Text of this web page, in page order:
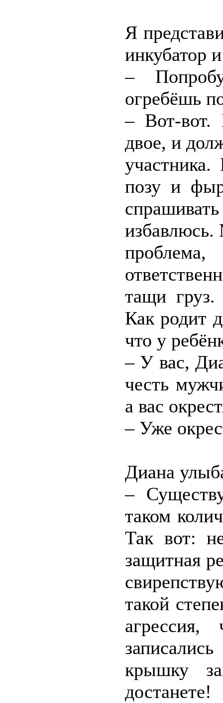
Я
инкубатор
–
огребёшь
– Вот-вот.
двое, и
позу и
избавлюсь.
тащи
Как родит
что у
– У вас,
честь
а вас
– Уже
Диана
–
таком
Так вот:
защитная
такой
крышку
достанете!